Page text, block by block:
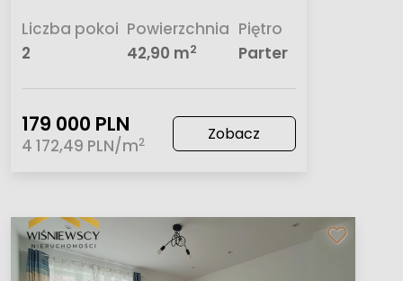
Liczba pokoi
2
Powierzchnia
42,90 m2
Piętro
Parter
179 000 PLN
4 172,49 PLN/m2 Zobacz